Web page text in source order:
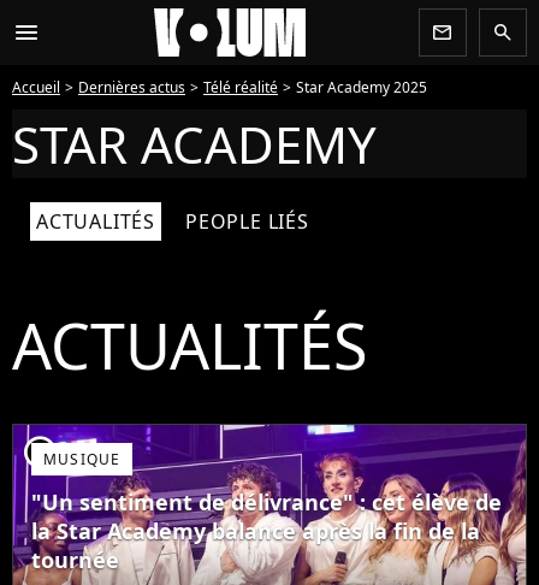
menu newsletter search
Accueil Dernières actus Télé réalité Star Academy 2025
STAR ACADEMY
ACTUALITÉS PEOPLE LIÉS
ACTUALITÉS
player2MUSIQUE
"Un sentiment de délivrance" : cet élève de
la Star Academy balance après la fin de la
tournée